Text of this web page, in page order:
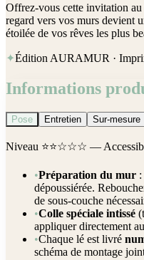
Offrez-vous cette invitation
regard vers vos murs devient
étoilée de vos rêves les plus
✦Édition AURAMUR ·
Informations
Pose Entretien Sur-mesure
Niveau ⭐⭐☆☆☆ —
•Préparation du mur
dépoussiérée.
de sous-couche
•Colle spéciale intissé
appliquer directement
•Chaque lé est livré
schéma de montage